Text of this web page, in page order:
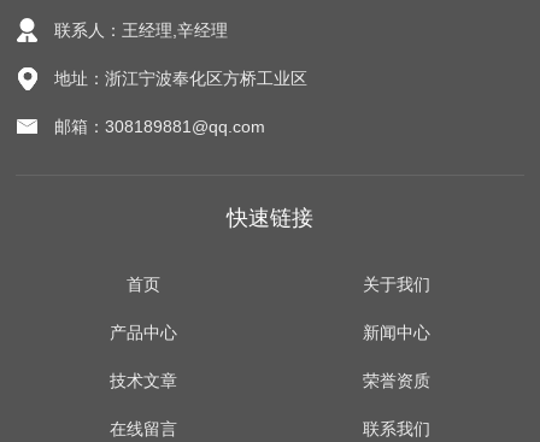
联系人：王经理,辛经理
地址：浙江宁波奉化区方桥工业区
邮箱：308189881@qq.com
快速链接
首页 关于我们
产品中心 新闻中心
技术文章 荣誉资质
在线留言 联系我们